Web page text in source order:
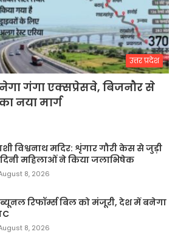
उत्तर प्रदेश
गंगा एक्सप्रेसवे, बिजनौर से
नया मार्ग
विश्वनाथ मदिर: शृंगार गौरी केस से जुड़ी
महिलाओं ने किया जलाभिषेक
8, 2026
रिफॉर्म्स बिल को मंजूरी, देश में बनेगा
8, 2026